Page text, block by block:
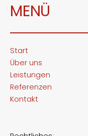
MENÜ
Start
Über uns
Leistungen
Referenzen
Kontakt